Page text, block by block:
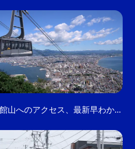
函館山へのアクセス、最新早わかりガイド